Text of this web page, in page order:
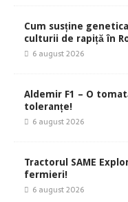
Cum susține
culturii de rapiță în
6 august 2026
Aldemir F1 – O
toleranțe!
6 august 2026
Tractorul SAME
fermieri!
6 august 2026